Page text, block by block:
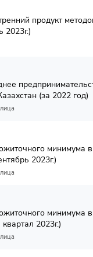
продукт
2023г.)
(за 2022 год)
минимума
2023г.)
минимума
2023г.)